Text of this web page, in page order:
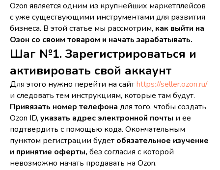
Ozon является одним из крупнейших маркетплейсов
с уже существующими инструментами для развития
бизнеса. В этой статье мы рассмотрим, как выйти на
Озон со своим товаром и начать зарабатывать.
Шаг №1. Зарегистрироваться и
активировать свой аккаунт
Для этого нужно перейти на сайтhttps://seller.ozon.ru/
и следовать тем инструкциям, которые там будут.
Привязать номер телефона для того, чтобы создать
Ozon ID, указать адрес электронной почты и ее
подтвердить с помощью кода. Окончательным
пунктом регистрации будет обязательное изучение
и принятие оферты, без согласия с которой
невозможно начать продавать на Ozon.